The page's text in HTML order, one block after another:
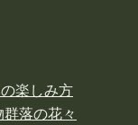
楽しみ方
群落の花々